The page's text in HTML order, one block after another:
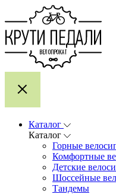
Каталог
Каталог
Горные
Комфортные
Детские
Шоссейные
Тандемы